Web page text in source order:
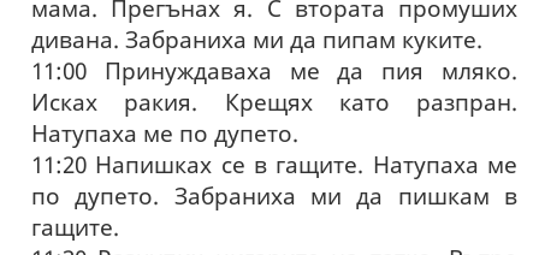
мама. Прегънах я. С втората промуших
дивана. Забраниха ми да пипам куките.
11:00 Принуждаваха ме да пия мляко.
Исках ракия. Крещях като разпран.
Натупаха ме по дупето.
11:20 Напишках се в гащите. Натупаха ме
по дупето. Забраниха ми да пишкам в
гащите.